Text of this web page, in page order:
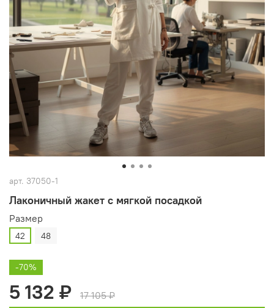
арт. 37050-1
Лаконичный жакет с мягкой посадкой
Размер
42 48
-70%
5 132 ₽
17 105 ₽